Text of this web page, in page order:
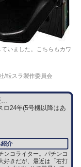
いました。こちらもカワ
/転スラ製作委員会
…
ロ24年(5号機以降はあ
ンコライター。パチンコ
好きだが、最近は「右打